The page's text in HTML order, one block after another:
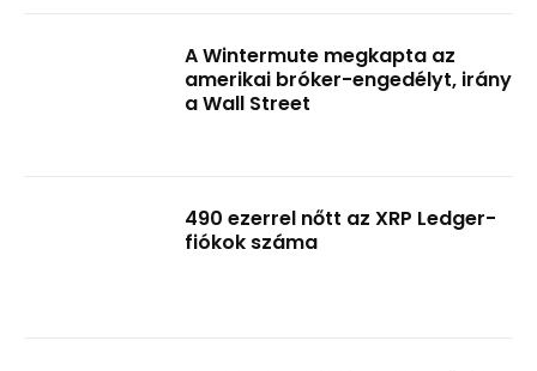
A Wintermute megkapta az
amerikai bróker-engedélyt, irány
a Wall Street
490 ezerrel nőtt az XRP Ledger-
fiókok száma